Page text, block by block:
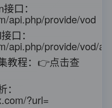
口：
api.php/provide/vod
口：
api.php/provide/vod/
程： 👉点击查
?url=